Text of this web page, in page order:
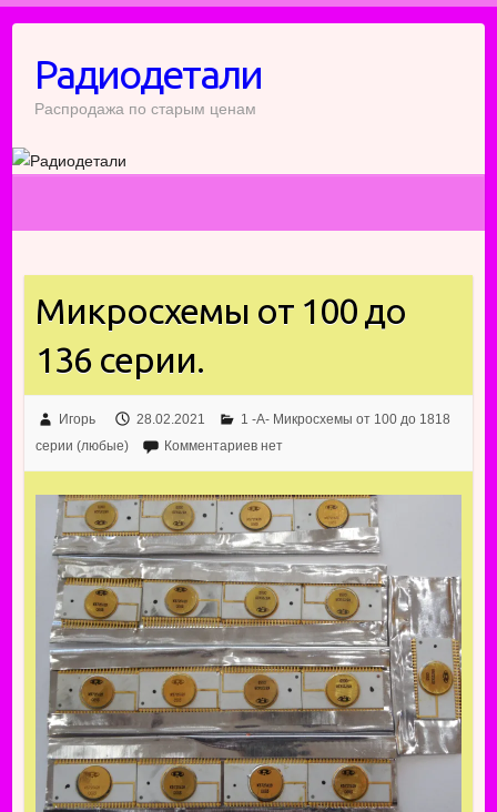
содержимому
Радиодетали
Распродажа по старым ценам
Микросхемы от 100 до
136 серии.
Игорь 28.02.2021
1 -А- Микросхемы от 100 до 1818
серии (любые)
Комментариев нет